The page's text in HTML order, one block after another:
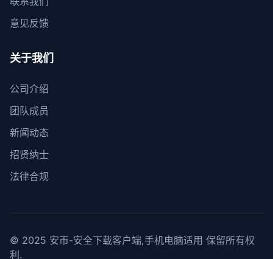
意见反馈
关于我们
公司介绍
团队成员
新闻动态
招贤纳士
法律合规
© 2025 安币-安全下载客户端,手机电脑适用 保留所有权
利.